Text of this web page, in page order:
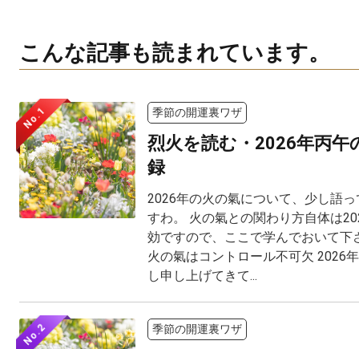
こんな記事も読まれています。
No.1 季節の開運裏ワザ
烈火を読む・2026年丙午
録
2026年の火の氣について、少し語
すわ。 火の氣との関わり方自体は
効ですので、ここで学んでおいて下
火の氣はコントロール不可欠 2026
し申し上げてきて...
No.2 季節の開運裏ワザ